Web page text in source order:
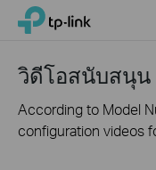
Click
the
navigation
TP-Link, Reliably Smart
วิดีโอสนับสนุน
According to Model
configuration videos